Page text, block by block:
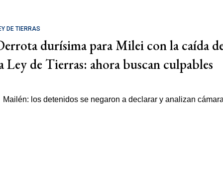
DE TIERRAS
durísima para Milei con la caída
Ley de Tierras: ahora buscan culpables